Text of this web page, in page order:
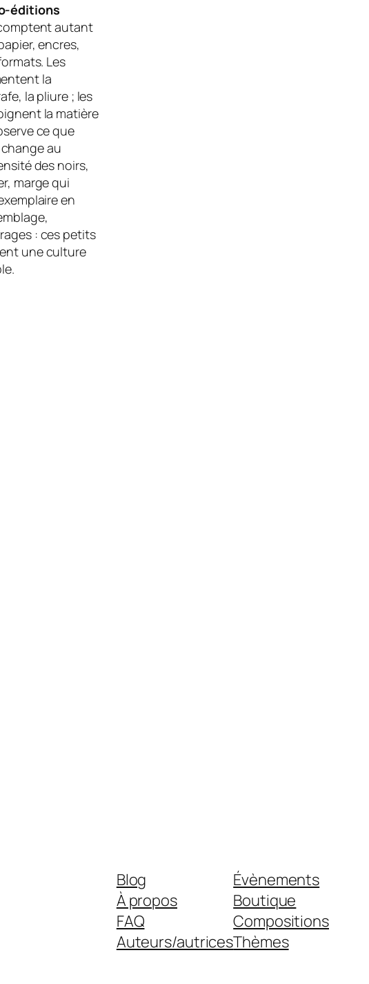
éditions
autant
encres,
Les
la
la pliure ; les
la matière
ce que
au
des noirs,
marge qui
en
: ces petits
une culture
Blog
À propos
FAQ
Auteurs/autrices
Évènements
Boutique
Compositions
Thèmes